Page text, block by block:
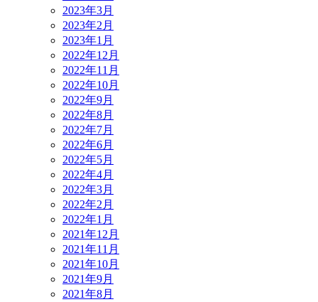
2023年3月
2023年2月
2023年1月
2022年12月
2022年11月
2022年10月
2022年9月
2022年8月
2022年7月
2022年6月
2022年5月
2022年4月
2022年3月
2022年2月
2022年1月
2021年12月
2021年11月
2021年10月
2021年9月
2021年8月